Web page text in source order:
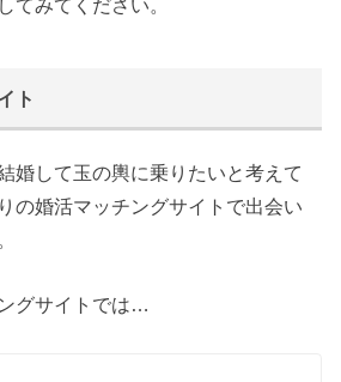
てみてください。
ト
婚して玉の輿に乗りたいと考えて
の婚活マッチングサイトで出会い
グサイトでは…